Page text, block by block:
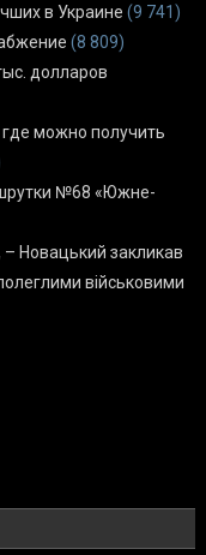
в Украине (9 741)
(8 809)
долларов
можно получить
№68 «Южне-
Новацький закликав
військовими